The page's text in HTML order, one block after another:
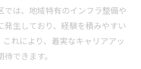
では、地域特有のインフラ整備や
発生しており、経験を積みやすい
れにより、着実なキャリアアッ
できます。